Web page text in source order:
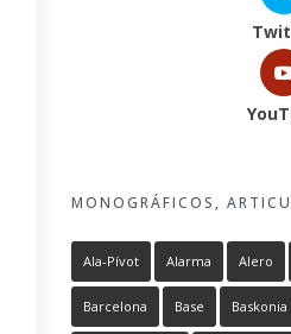
MONOGRÁFICOS,
Ala-Pívot Alarma Alero
Barcelona Base Baskonia